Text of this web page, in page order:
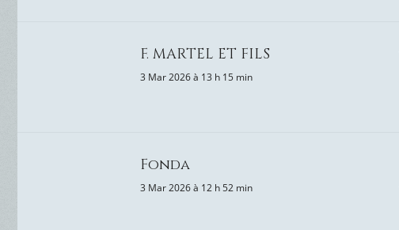
F. MARTEL ET FILS
3 Mar 2026 à 13 h 15 min
Fonda
3 Mar 2026 à 12 h 52 min